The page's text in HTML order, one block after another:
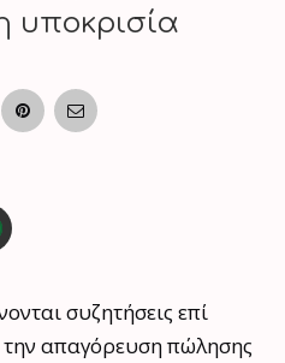
υποκρισία
συζητήσεις επί
την απαγόρευση πώλησης